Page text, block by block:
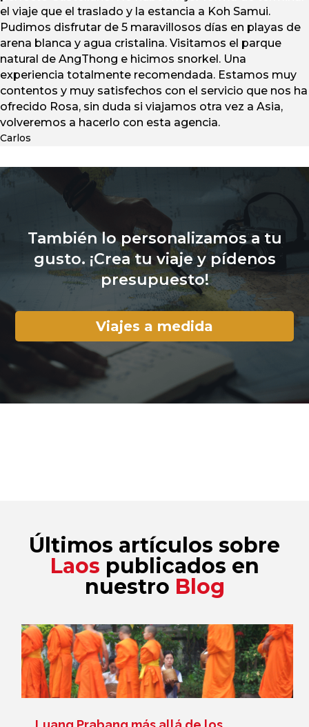
el viaje que el traslado y la estancia a Koh Samui.
Pudimos disfrutar de 5 maravillosos días en playas de
arena blanca y agua cristalina. Visitamos el parque
natural de AngThong e hicimos snorkel. Una
experiencia totalmente recomendada. Estamos muy
contentos y muy satisfechos con el servicio que nos ha
ofrecido Rosa, sin duda si viajamos otra vez a Asia,
volveremos a hacerlo con esta agencia.
Carlos
También lo personalizamos a tu
gusto. ¡Crea tu viaje y pídenos
presupuesto!
Viajes a medida
Últimos artículos sobre
Laos publicados en
nuestro Blog